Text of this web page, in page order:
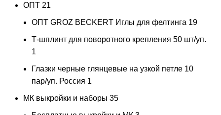
ОПТ 21
ОПТ GROZ BECKERT Иглы для фелтинга 19
Т-шплинт для поворотного крепления 50 шт/уп.
1
Глазки черные глянцевые на узкой петле 10
пар/уп. Россия 1
МК выкройки и наборы 35